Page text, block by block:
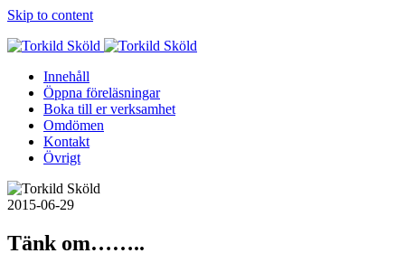
Skip to content
Innehåll
Öppna föreläsningar
Boka till er verksamhet
Omdömen
Kontakt
Övrigt
2015-06-29
Tänk om……..